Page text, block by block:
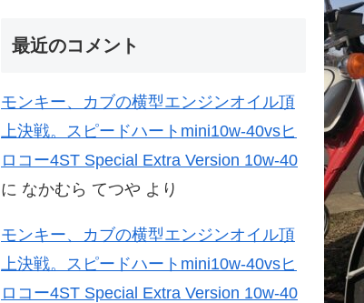
最近のコメント
モンキー、カブの横型エンジンオイル頂
上決戦。スピードハートmini10w-40vsヒ
ロコー4ST Special Extra Version 10w-40
に なかむら てつや より
モンキー、カブの横型エンジンオイル頂
上決戦。スピードハートmini10w-40vsヒ
ロコー4ST Special Extra Version 10w-40